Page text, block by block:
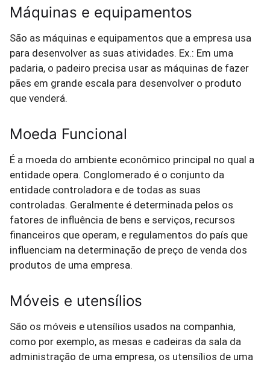
Máquinas e equipamentos
São as máquinas e equipamentos que a empresa usa
para desenvolver as suas atividades. Ex.: Em uma
padaria, o padeiro precisa usar as máquinas de fazer
pães em grande escala para desenvolver o produto
que venderá.
Moeda Funcional
É a moeda do ambiente econômico principal no qual a
entidade opera. Conglomerado é o conjunto da
entidade controladora e de todas as suas
controladas. Geralmente é determinada pelos os
fatores de influência de bens e serviços, recursos
financeiros que operam, e regulamentos do país que
influenciam na determinação de preço de venda dos
produtos de uma empresa.
Móveis e utensílios
São os móveis e utensílios usados na companhia,
como por exemplo, as mesas e cadeiras da sala da
administração de uma empresa, os utensílios de uma